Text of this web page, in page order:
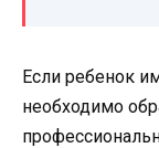
Если ребенок
необходимо